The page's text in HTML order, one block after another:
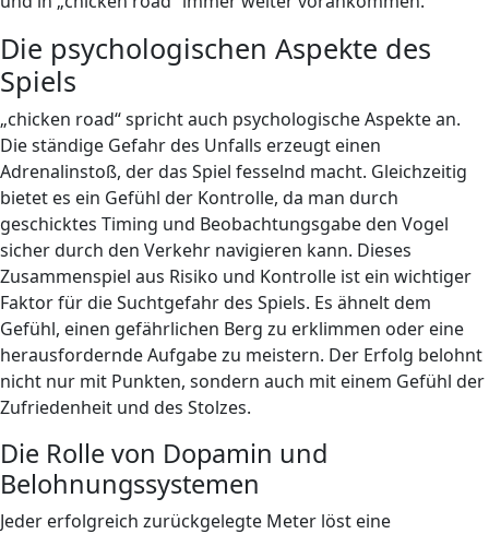
Die psychologischen Aspekte des
Spiels
„chicken road“ spricht auch psychologische Aspekte an.
Die ständige Gefahr des Unfalls erzeugt einen
Adrenalinstoß, der das Spiel fesselnd macht. Gleichzeitig
bietet es ein Gefühl der Kontrolle, da man durch
geschicktes Timing und Beobachtungsgabe den Vogel
sicher durch den Verkehr navigieren kann. Dieses
Zusammenspiel aus Risiko und Kontrolle ist ein wichtiger
Faktor für die Suchtgefahr des Spiels. Es ähnelt dem
Gefühl, einen gefährlichen Berg zu erklimmen oder eine
herausfordernde Aufgabe zu meistern. Der Erfolg belohnt
nicht nur mit Punkten, sondern auch mit einem Gefühl der
Zufriedenheit und des Stolzes.
Die Rolle von Dopamin und
Belohnungssystemen
Jeder erfolgreich zurückgelegte Meter löst eine